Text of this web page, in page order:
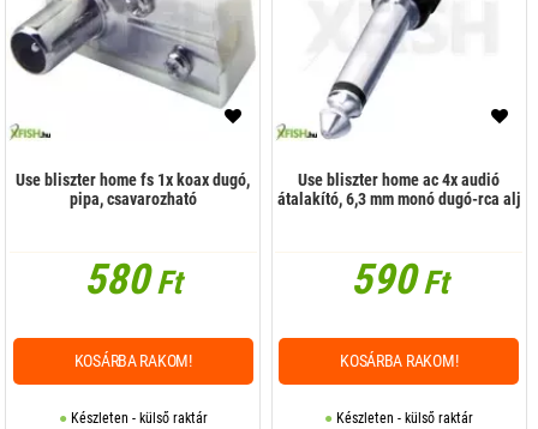
Use bliszter home fs 1x koax dugó,
pipa, csavarozható
580Ft
Készleten - külső raktár
KOSÁRBA RAKOM!
Use bliszter home ac 4x audió
átalakító, 6,3 mm monó dugó-rca alj
590Ft
Készleten - külső raktár
KOSÁRBA RAKOM!